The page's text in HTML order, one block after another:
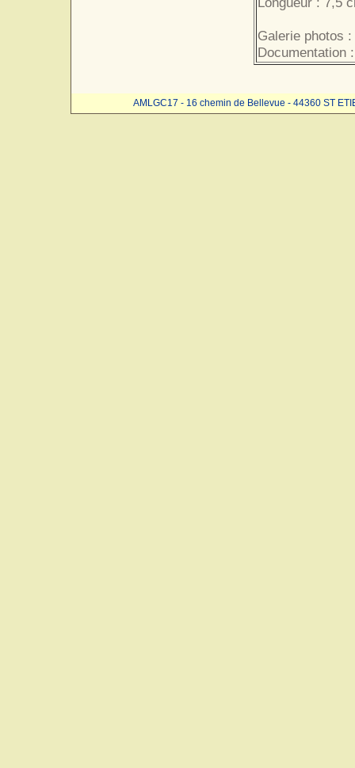
Galerie photos :
Documentation :
AMLGC17 - 16 chemin de Bellevue - 44360 ST